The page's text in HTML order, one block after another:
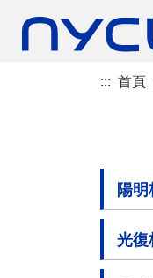
::: 首頁
陽
光復